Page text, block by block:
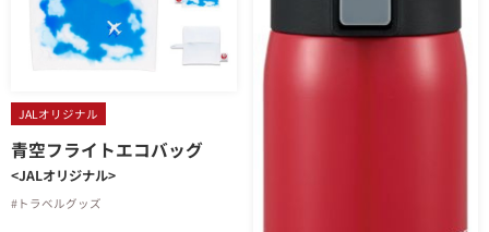
JALオリジナル
青空フライトエコバッグ
<JALオリジナル>
#トラベルグッズ